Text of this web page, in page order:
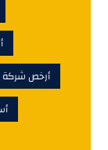
أرخص شركة